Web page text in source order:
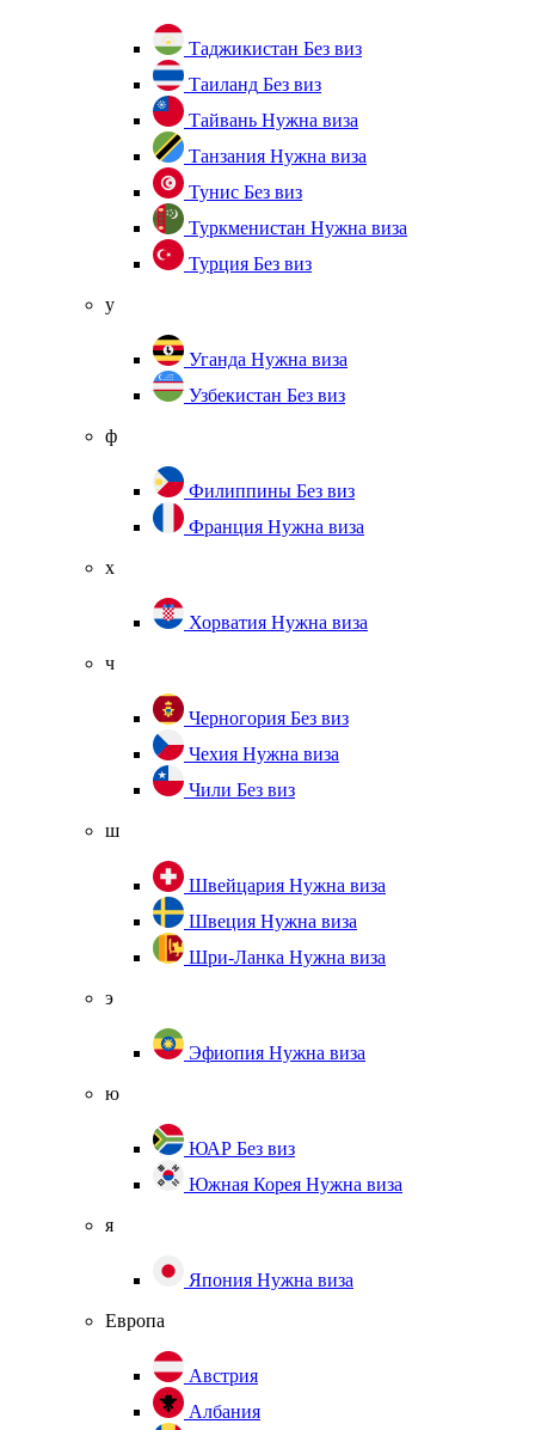
Таджикистан Без виз
Таиланд Без виз
Тайвань Нужна виза
Танзания Нужна виза
Тунис Без виз
Туркменистан Нужна виза
Турция Без виз
у
Уганда Нужна виза
Узбекистан Без виз
ф
Филиппины Без виз
Франция Нужна виза
х
Хорватия Нужна виза
ч
Черногория Без виз
Чехия Нужна виза
Чили Без виз
ш
Швейцария Нужна виза
Швеция Нужна виза
Шри-Ланка Нужна виза
э
Эфиопия Нужна виза
ю
ЮАР Без виз
Южная Корея Нужна виза
я
Япония Нужна виза
Европа
Австрия
Албания